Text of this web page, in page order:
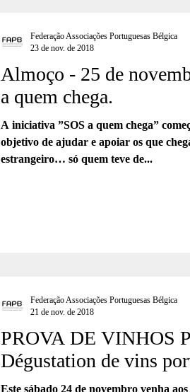
Almoço - 25 de
a quem chega.
A iniciativa ”SOS a quem chega”
objetivo de ajudar e apoiar os que
estrangeiro… só quem teve de...
Federação Associações Portuguesas Bélgica
23 de nov. de 2018
PROVA DE VINHOS
Dégustation de vins
Este sábado 24 de novembro venha
Federação Associações Portuguesas Bélgica
21 de nov. de 2018